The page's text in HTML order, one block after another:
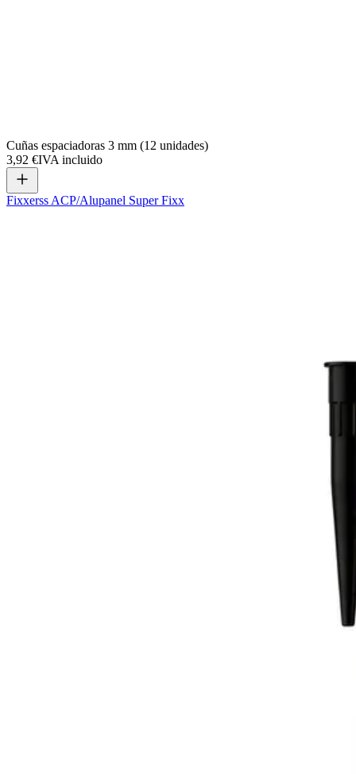
Cuñas espaciadoras 3 mm (12 unidades)
3,92 €IVA incluido
Fixxerss ACP/Alupanel Super Fixx